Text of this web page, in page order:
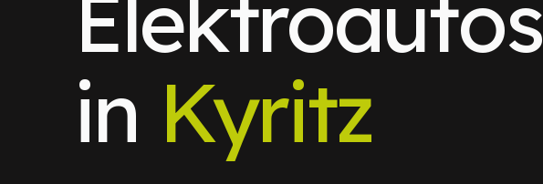
Elektroautos
in Kyritz